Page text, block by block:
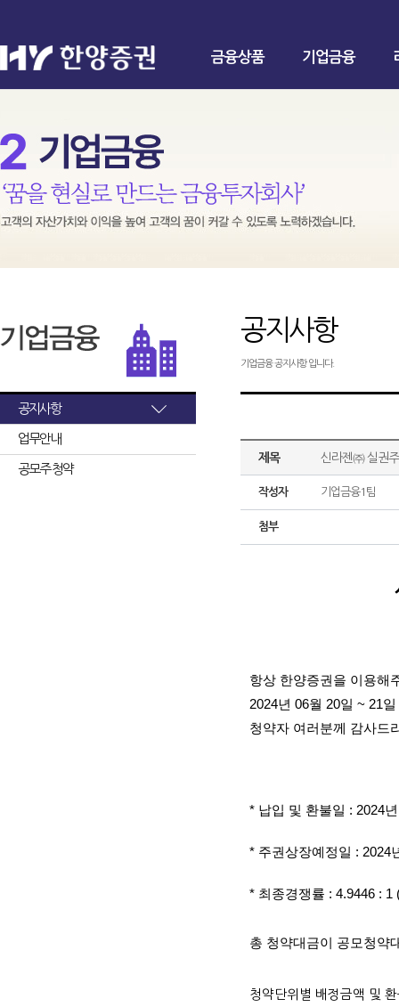
금융상품 기업금융
공지사항
업무안내
공모주 청약
공지사항
기업금융 공지사항 입니다.
제목 신라젠㈜ 실권
작성자 기업금융1팀
첨부
항상 한양증권을 이용해
2024년 06월 20일 ~ 21
청약자 여러분께 감사드
* 납입 및 환불일 : 2024
* 주권상장예정일 : 2024
* 최종경쟁률 : 4.9446 :
총 청약대금이 공모청약
청약단위별 배정금액 및